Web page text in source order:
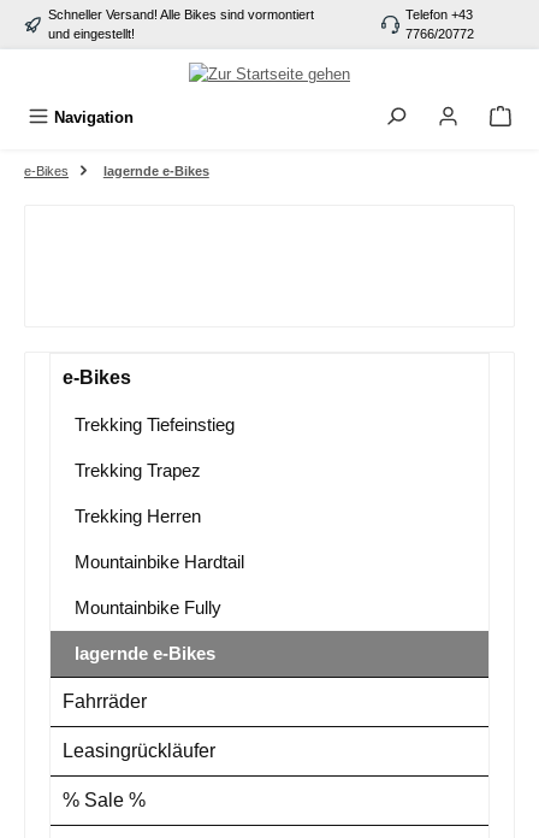
springen
Schneller Versand! Alle Bikes sind vormontiert
und eingestellt!
Telefon +43
7766/20772
Navigation
e-Bikes lagernde e-Bikes
e-Bikes
Trekking Tiefeinstieg
Trekking Trapez
Trekking Herren
Mountainbike Hardtail
Mountainbike Fully
lagernde e-Bikes
Fahrräder
Leasingrückläufer
% Sale %